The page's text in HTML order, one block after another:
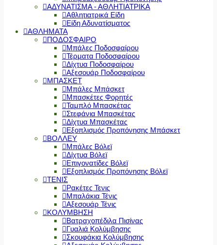
ΑΔΥΝΑΤΙΣΜΑ - ΑΘΛΗΤΙΑΤΡΙΚΑ
Αθλητιατρικά Είδη
Είδη Αδυνατίσματος
ΑΘΛΗΜΑΤΑ
ΠΟΔΟΣΦΑΙΡΟ
Μπάλες Ποδοσφαίρου
Τέρματα Ποδοσφαίρου
Δίχτυα Ποδοσφαίρου
Αξεσουάρ Ποδοσφαίρου
ΜΠΑΣΚΕΤ
Μπάλες Μπάσκετ
Μπασκέτες Φορητές
Ταμπλό Μπασκέτας
Στεφάνια Μπασκέτας
Δίχτυα Μπασκέτας
Εξοπλισμός Προπόνησης Μπάσκετ
ΒΟΛΛΕΥ
Μπάλες Βόλεϊ
Δίχτυα Βόλεϊ
Επιγονατίδες Βόλεϊ
Εξοπλισμός Προπόνησης Βόλεϊ
ΤΕΝΙΣ
Ρακέτες Τενις
Μπαλάκια Τένις
Αξεσουάρ Τένις
ΚΟΛΥΜΒΗΣΗ
Βατραχοπέδιλα Πισίνας
Γυαλιά Κολύμβησης
Σκουφάκια Κολύμβησης